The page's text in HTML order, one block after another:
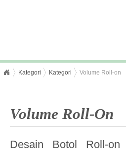
Kategori Kategori Volume Roll-on
Volume Roll-On
Desain Botol Roll-